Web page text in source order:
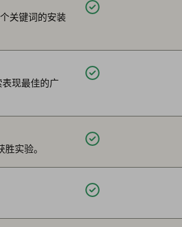
关键词的安装
可用
现最佳的广
可用
实验。
可用
可用